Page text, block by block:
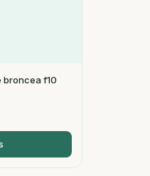
broncea f10